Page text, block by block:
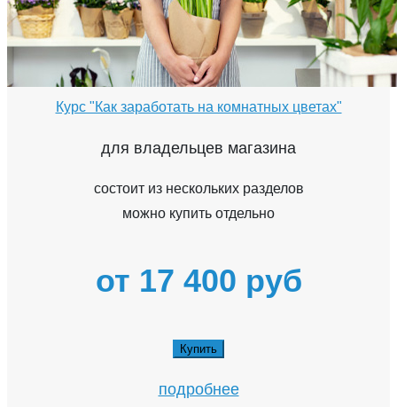
Курс "Как заработать на комнатных цветах"
для владельцев магазина
состоит из нескольких разделов
можно купить отдельно
от 17 400 руб
Купить
подробнее